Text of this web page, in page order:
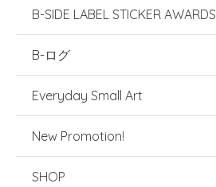
B-SIDE LABEL STICKER AWARDS
B-ログ
Everyday Small Art
New Promotion!
SHOP